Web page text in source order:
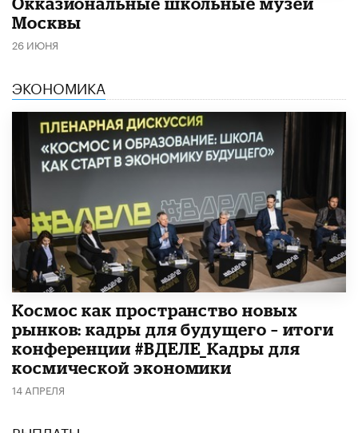
Москвы
26 ИЮНЯ
ЭКОНОМИКА
Космос как пространство новых
рынков: кадры для будущего – итоги
конференции #ВДЕЛЕ_Кадры для
космической экономики
14 АПРЕЛЯ